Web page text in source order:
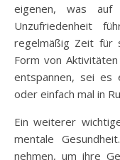
eigenen, was auf
Unzufriedenheit
regelmäßig Zeit für
Form von
entspannen, sei es
oder einfach mal in
Ein weiterer
mentale
nehmen, um ihre